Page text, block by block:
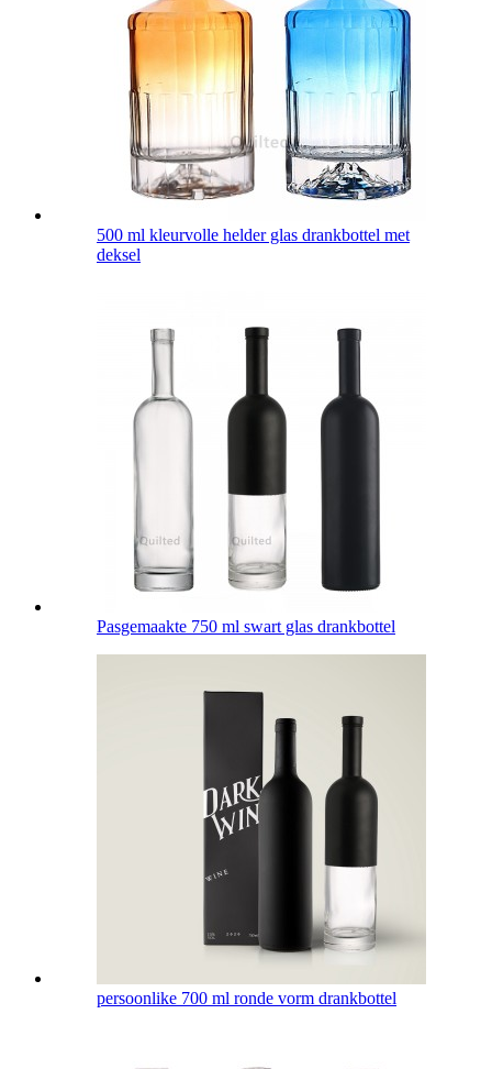
500 ml kleurvolle helder glas drankbottel met
deksel
Pasgemaakte 750 ml swart glas drankbottel
persoonlike 700 ml ronde vorm drankbottel